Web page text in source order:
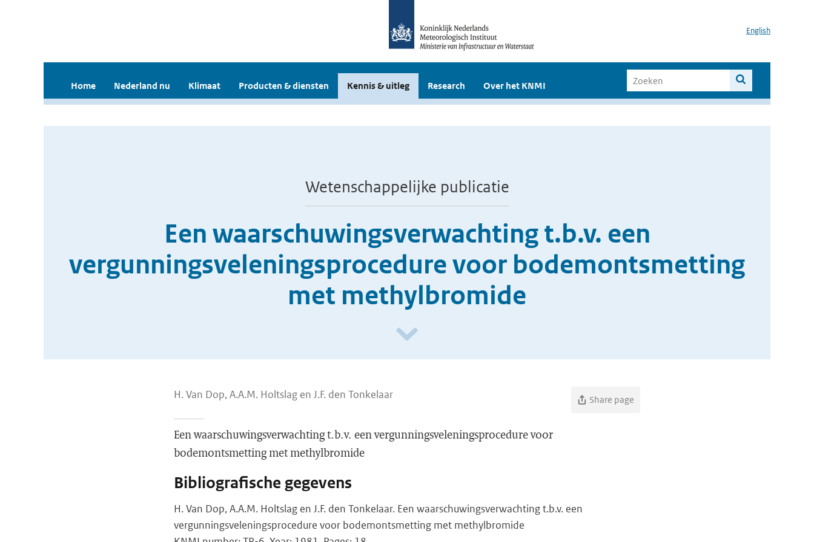
English
Home Nederland nu Klimaat Producten & diensten Kennis & uitleg Research Over het KNMI
Wetenschappelijke publicatie
Een waarschuwingsverwachting t.b.v. een
vergunningsveleningsprocedure voor bodemontsmetting
met methylbromide
H. Van Dop, A.A.M. Holtslag en J.F. den Tonkelaar Share page
Een waarschuwingsverwachting t.b.v. een vergunningsveleningsprocedure voor
bodemontsmetting met methylbromide
Bibliografische gegevens
H. Van Dop, A.A.M. Holtslag en J.F. den Tonkelaar. Een waarschuwingsverwachting t.b.v. een
vergunningsveleningsprocedure voor bodemontsmetting met methylbromide